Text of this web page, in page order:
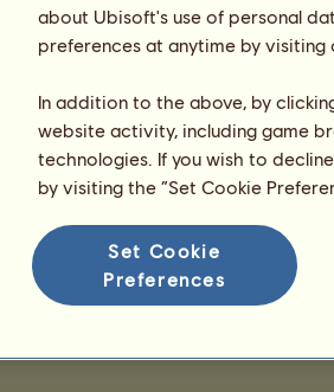
about Ubisoft's use of personal
preferences at anytime by
In addition to the above, by
website activity, including game
technologies. If you wish to
by visiting the “Set Cookie
Set Cookie
Preferences